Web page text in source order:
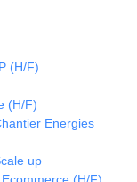
(H/F)
(H/F)
Energies
up